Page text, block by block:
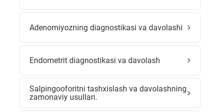
Adenomiyozning diagnostikasi va davolashi
Endometrit diagnostikasi va davolash
Salpingooforitni tashxislash va davolashning
zamonaviy usullari.